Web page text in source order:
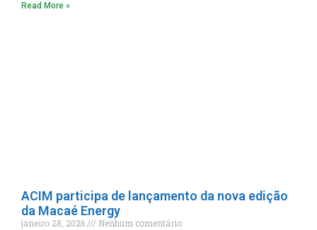
Read More »
ACIM participa de lançamento da nova edição
da Macaé Energy
janeiro 28, 2026
Nenhum comentário